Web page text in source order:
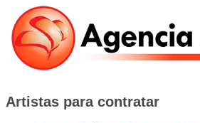
Artistas para contratar